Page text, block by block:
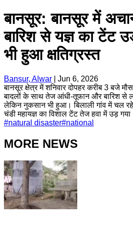
बानसूर: बानसूर में
बारिश से यज्ञ का टेंट
भी हुआ क्षतिग्रस्त
Bansur, Alwar
Jun 6, 2026
बानसूर क्षेत्र में शनिवार दोपहर करीब 3 बजे
बादलों के साथ तेज आंधी-तूफान और बारिश से
लेकिन नुकसान भी हुआ। बिलाली गांव में चल
चंडी महायज्ञ का विशाल टेंट तेज हवा में उड़
#natural disaster#national
MORE NEWS